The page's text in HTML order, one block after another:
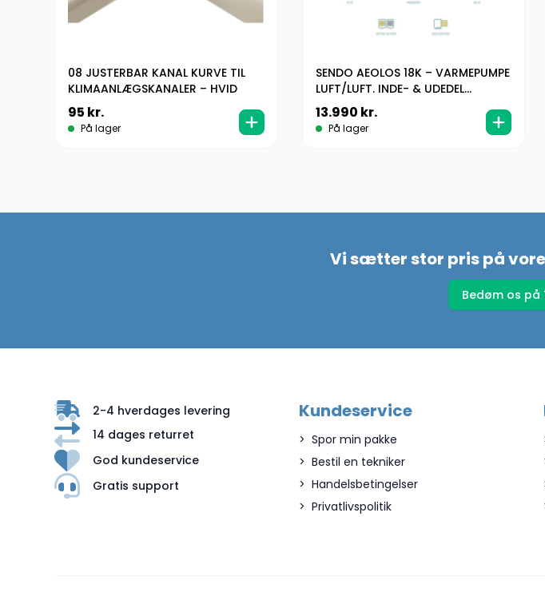
08 JUSTERBAR KANAL KURVE TIL
KLIMAANLÆGSKANALER – HVID
95 kr.
På lager
SENDO AEOLOS 18K – VARMEPUMPE
LUFT/LUFT. INDE- & UDEDEL
(KLIMAANLÆG)
13.990 kr.
På lager
Vi sætter stor pris på
Bedøm os på
2-4 hverdages levering
14 dages returret
God kundeservice
Gratis support
Kundeservice
Spor min pakke
Bestil en tekniker
Handelsbetingelser
Privatlivspolitik